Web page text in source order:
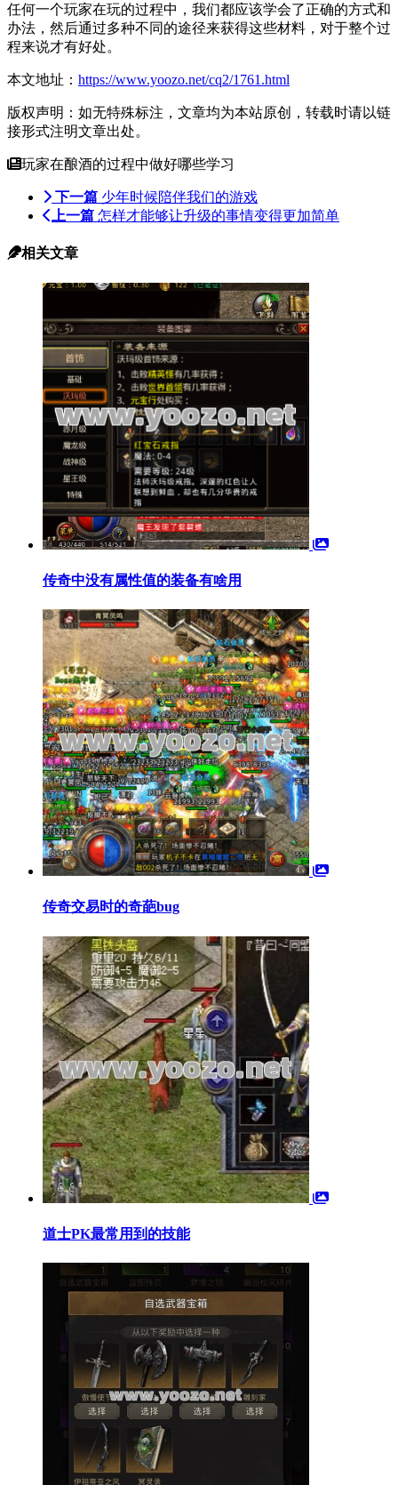
任何一个玩家在玩的过程中，我们都应该学会了正确的方式和
办法，然后通过多种不同的途径来获得这些材料，对于整个过
程来说才有好处。
本文地址： https://www.yoozo.net/cq2/1761.html
版权声明：如无特殊标注，文章均为本站原创，转载时请以链
接形式注明文章出处。
玩家在酿酒的过程中做好哪些学习
下一篇 少年时候陪伴我们的游戏
上一篇 怎样才能够让升级的事情变得更加简单
相关文章
传奇中没有属性值的装备有啥用
传奇交易时的奇葩bug
道士PK最常用到的技能